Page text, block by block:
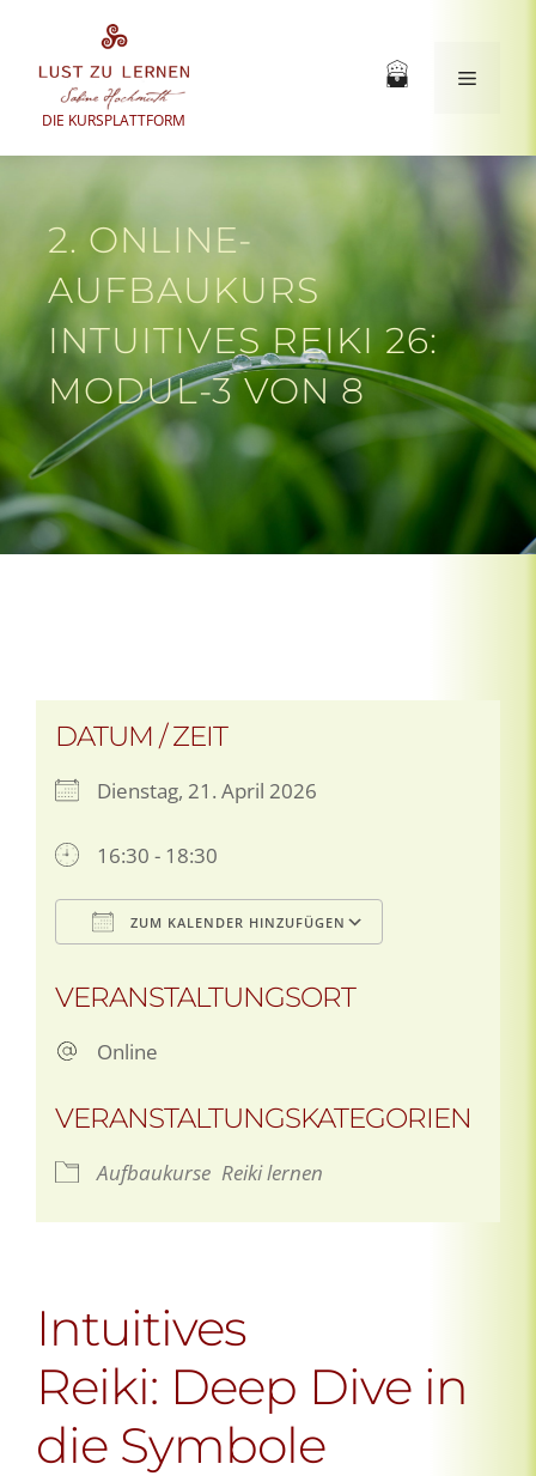
springen
DIE KURSPLATTFORM
Menü
2. ONLINE-
AUFBAUKURS
INTUITIVES REIKI 26:
MODUL-3 VON 8
DATUM / ZEIT
Dienstag, 21. April 2026
16:30 - 18:30
ZUM KALENDER HINZUFÜGEN
VERANSTALTUNGSORT
Online
VERANSTALTUNGSKATEGORIEN
Aufbaukurse Reiki lernen
Intuitives
Reiki: Deep Dive in
die Symbole